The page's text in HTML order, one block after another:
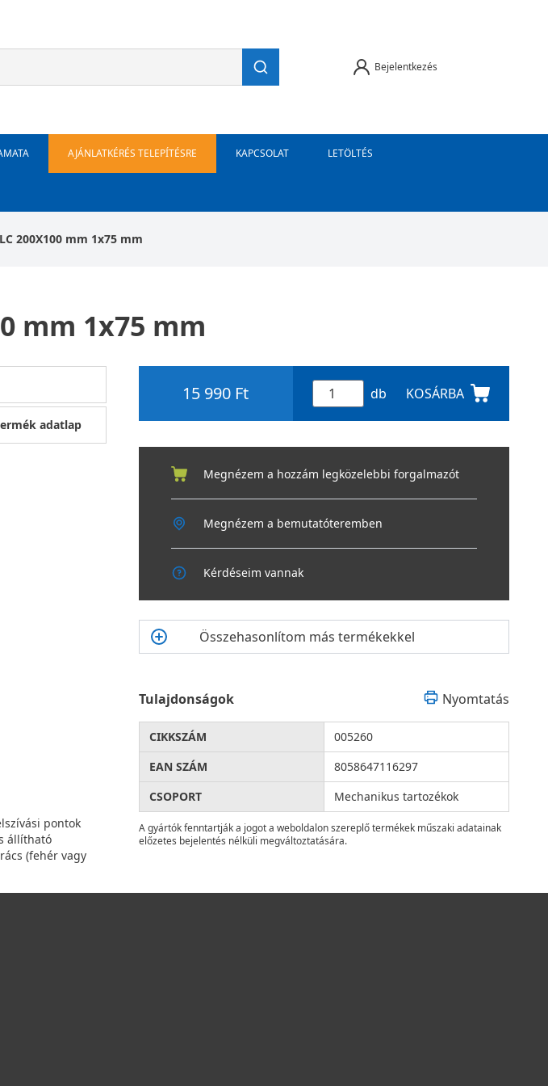
Bejelentkezés
AJÁNLATKÉRÉS TELEPÍTÉSRE KAPCSOLAT LETÖLTÉS
200X100 mm 1x75 mm
mm 1x75 mm
adatlap
pontok
állítható
(fehér vagy
15 990 Ft db KOSÁRBA
Megnézem a hozzám legközelebbi forgalmazót
Megnézem a bemutatóteremben
Kérdéseim vannak
Összehasonlítom más termékekkel
Tulajdonságok Nyomtatás
CIKKSZÁM
005260
EAN SZÁM
8058647116297
CSOPORT
Mechanikus tartozékok
A gyártók fenntartják a jogot a weboldalon szereplő termékek műszaki adatainak
előzetes bejelentés nélküli megváltoztatására.